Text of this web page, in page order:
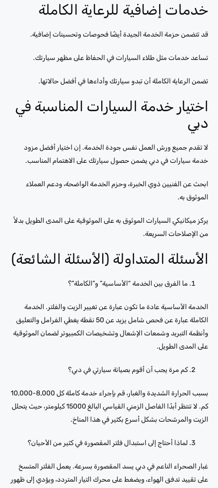
خدمات إضافية للرعاية الكاملة
قد تتضمن حزمة الخدمة الجيدة أيضًا فحوصات وتحسينات إضافية.
تساعد خدمات مثل طلاء السيارات في الحفاظ على مظهر سيارتك.
تضمن الرعاية الكاملة أن تبدو سيارتك وأداءها في أفضل حالاتها.
اختيار خدمة السيارات المناسبة في
دبي
لا تقدم جميع ورش العمل نفس جودة الخدمة. إن اختيار أفضل مزود
خدمة سيارات في دبي يضمن حصول سيارتك على الاهتمام المناسب.
ابحث عن الفنيين ذوي الخبرة، وحزم الخدمة الواضحة، ودعم العملاء
الموثوق به.
يركز ميكانيكي السيارات الموثوق به على الموثوقية على المدى الطويل بدلاً
من الإصلاحات السريعة.
الأسئلة المتداولة (الأسئلة الشائعة)
ما الفرق بين الخدمة “الأساسية” و”الكاملة”؟
الخدمة الأساسية عادة ما تكون عبارة عن تغيير الزيت والفلتر. الخدمة
الكاملة عبارة عن فحص شامل يزيد عن 50 نقطة يغطي الفرامل والتعليق
وأنظمة التبريد وشمعات الإشعال وتشخيصات الكمبيوتر لضمان الموثوقية
على المدى الطويل.
كم مرة يجب أن أقوم بصيانة سيارتي في دبي؟
بسبب الحرارة الشديدة والغبار، قم بإجراء خدمة كاملة كل 8,000-10,000
كم. لا تنتظر أبدًا الفاصل الزمني القياسي البالغ 15000 كيلومتر، حيث يتحلل
الزيت والمرشحات بشكل أسرع بكثير في هذا المناخ.
لماذا أحتاج إلى استبدال فلتر المقصورة في كثير من الأحيان؟
غبار الصحراء الناعم في دبي يسد المقصورة بسرعة. يعمل الفلتر المتسخ
على تقييد تدفق الهواء، ويضغط على محرك التيار المتردد، ويؤدي إلى ظهور